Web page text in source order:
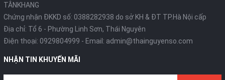
TÂNKHANG
Chứng nhận ĐKKD số: 0388282938 do sở KH & ĐT TP.Hà Nội cấp
Địa chỉ: Tổ 6 - Phường Linh Sơn, Thái Nguyên
Điện thoại: 0929804999 - Email: admin@thainguyenso.com
NHẬN TIN KHUYẾN MÃI